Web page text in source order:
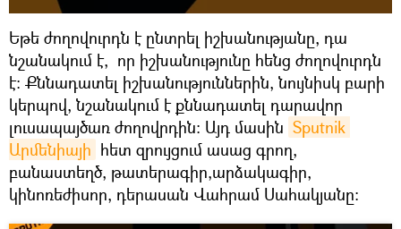
Եթե ժողովուրդն է ընտրել իշխանությանը, դա
նշանակում է, որ իշխանությունը հենց ժողովուրդն
է։ Քննադատել իշխանություններին, նույնիսկ բարի
կերպով, նշանակում է քննադատել դարավոր
լուսապայծառ ժողովրդին։ Այդ մասին Sputnik
Արմենիայի հետ զրույցում ասաց գրող,
բանաստեղծ, թատերագիր,արձակագիր,
կինոռեժիսոր, դերասան Վահրամ Սահակյանը։